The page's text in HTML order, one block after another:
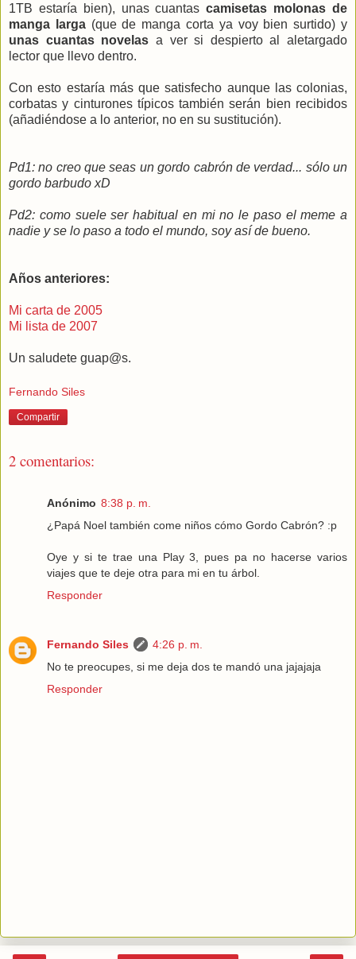
1TB estaría bien), unas cuantascamisetas molonas de
manga larga(que de manga corta ya voy bien surtido) y
unas cuantas novelas a ver si despierto al aletargado
lector que llevo dentro.
Con esto estaría más que satisfecho aunque las colonias,
corbatas y cinturones típicos también serán bien recibidos
(añadiéndose a lo anterior, no en su sustitución).
Pd1: no creo que seas un gordo cabrón de verdad... sólo un
gordo barbudo xD
Pd2: como suele ser habitual en mi no le paso el meme a
nadie y se lo paso a todo el mundo, soy así de bueno.
Años anteriores:
Mi carta de 2005
Mi lista de 2007
Un saludete guap@s.
Fernando Siles
Compartir
2 comentarios:
Anónimo 8:38 p. m.
¿Papá Noel también come niños cómo Gordo Cabrón? :p
Oye y si te trae una Play 3, pues pa no hacerse varios
viajes que te deje otra para mi en tu árbol.
Responder
Fernando Siles
4:26 p. m.
No te preocupes, si me deja dos te mandó una jajajaja
Responder